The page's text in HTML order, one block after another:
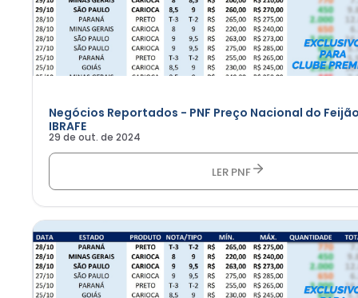
Negócios Reportados - PNF Preço Nacional do
IBRAFE
29 de out. de 2024
LER PNF